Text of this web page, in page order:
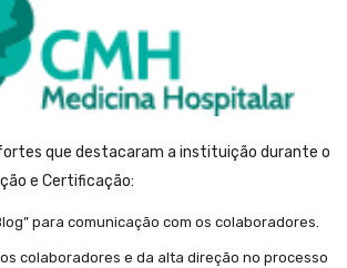
que destacaram a instituição durante o
e Certificação:
para comunicação com os colaboradores.
colaboradores e da alta direção no processo